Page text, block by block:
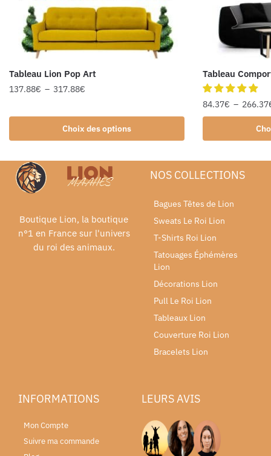
Tableau Lion Pop Art
137.88€ – 317.88€
Choix des options
Tableau
84.37€ – 266.37
Boutique Lion, la boutique
n°1 en France sur l'univers
du roi des animaux.
NOS COLLECTIONS
Bagues Têtes de Lion
Sweats Le Roi Lion
T-Shirts Roi Lion
Tatouages Éphémères
Lion
Décorations Lion
Pull Le Roi Lion
Tableaux Lion
Couverture Roi Lion
Bracelets Lion
INFORMATIONS
Mon Compte
Suivre ma commande
LEURS AVIS